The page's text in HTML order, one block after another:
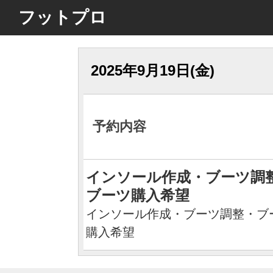
フットプロ
2025年9月19日(金)
予約内容
インソール作成・ブーツ調
ブーツ購入希望
インソール作成・ブーツ調整・ブ
購入希望